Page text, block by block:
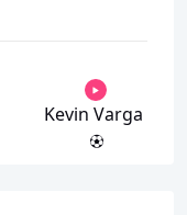
Kevin Varga